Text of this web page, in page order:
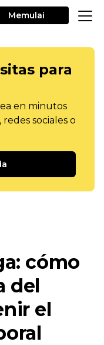
Memulai
para
en minutos
sociales o
cómo
del
el